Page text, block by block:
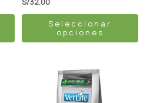
Seleccionar
opciones
producto